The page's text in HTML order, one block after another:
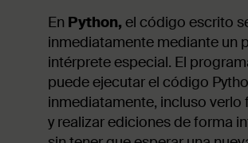
En Python, el código escrito
inmediatamente mediante un
intérprete especial. El
puede ejecutar el código
inmediatamente, incluso verlo
y realizar ediciones de forma